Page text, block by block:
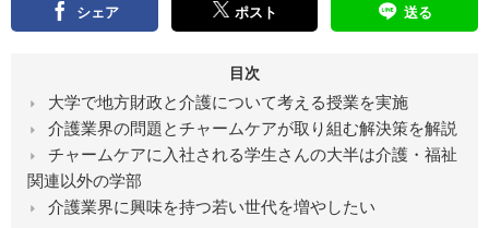
シェア ポスト 送る
目次
大学で地方財政と介護について考える授業を実施
介護業界の問題とチャームケアが取り組む解決策を解説
チャームケアに入社される学生さんの大半は介護・福祉
関連以外の学部
介護業界に興味を持つ若い世代を増やしたい